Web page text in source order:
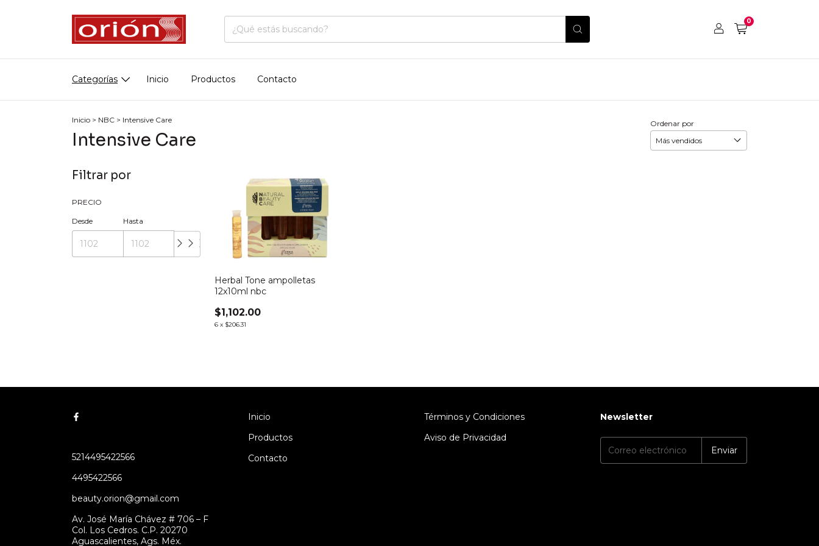
0
Categorías Inicio Productos Contacto
Inicio > NBC > Intensive Care
Intensive Care
Ordenar por
Filtrar por
PRECIO
Desde Hasta
Herbal Tone ampolletas
12x10ml nbc
$1,102.00
6 x $206.31
5214495422566
4495422566
beauty.orion@gmail.com
Av. José María Chávez # 706 – F
Col. Los Cedros. C.P. 20270
Aguascalientes, Ags. Méx.
Inicio
Productos
Contacto
Términos y Condiciones
Aviso de Privacidad
Newsletter